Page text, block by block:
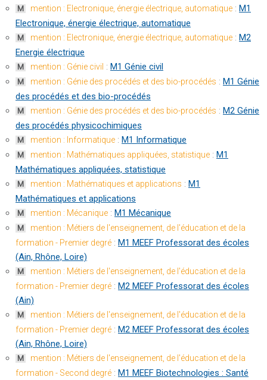
M mention : Electronique, énergie électrique, automatique : M1
Electronique, énergie électrique, automatique
M mention : Electronique, énergie électrique, automatique : M2
Energie électrique
M mention : Génie civil : M1 Génie civil
M mention : Génie des procédés et des bio-procédés : M1 Génie
des procédés et des bio-procédés
M mention : Génie des procédés et des bio-procédés : M2 Génie
des procédés physicochimiques
M mention : Informatique : M1 Informatique
M mention : Mathématiques appliquées, statistique : M1
Mathématiques appliquées, statistique
M mention : Mathématiques et applications : M1
Mathématiques et applications
M mention : Mécanique : M1 Mécanique
M
mention : Métiers de l'enseignement, de l'éducation et de la
formation - Premier degré : M1 MEEF Professorat des écoles
(Ain, Rhône, Loire)
M
mention : Métiers de l'enseignement, de l'éducation et de la
formation - Premier degré : M2 MEEF Professorat des écoles
(Ain)
M
mention : Métiers de l'enseignement, de l'éducation et de la
formation - Premier degré : M2 MEEF Professorat des écoles
(Ain, Rhône, Loire)
M
mention : Métiers de l'enseignement, de l'éducation et de la
formation - Second degré : M1 MEEF Biotechnologies : Santé